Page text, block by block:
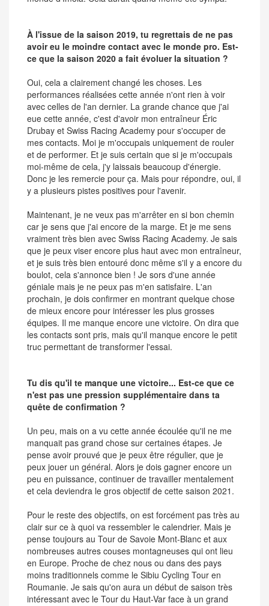
À l'issue de la saison 2019, tu regrettais de ne pas
avoir eu le moindre contact avec le monde pro. Est-
ce que la saison 2020 a fait évoluer la situation ?
Oui, cela a clairement changé les choses. Les
performances réalisées cette année n'ont rien à voir
avec celles de l'an dernier. La grande chance que j'ai
eue cette année, c'est d'avoir mon entraîneur Éric
Drubay et Swiss Racing Academy pour s'occuper de
mes contacts. Moi je m'occupais uniquement de rouler
et de performer. Et je suis certain que si je m'occupais
moi-même de cela, j'y laissais beaucoup d'énergie.
Donc je les remercie pour ça. Mais pour répondre, oui, il
y a plusieurs pistes positives pour l'avenir.
Maintenant, je ne veux pas m'arrêter en si bon chemin
car je sens que j'ai encore de la marge. Et je me sens
vraiment très bien avec Swiss Racing Academy. Je sais
que je peux viser encore plus haut avec mon entraîneur,
et je suis très bien entouré donc même s'il y a encore du
boulot, cela s'annonce bien ! Je sors d'une année
géniale mais je ne peux pas m'en satisfaire. L'an
prochain, je dois confirmer en montrant quelque chose
de mieux encore pour intéresser les plus grosses
équipes. Il me manque encore une victoire. On dira que
les contacts sont pris, mais qu'il manque encore le petit
truc permettant de transformer l'essai.
Tu dis qu'il te manque une victoire... Est-ce que ce
n'est pas une pression supplémentaire dans ta
quête de confirmation ?
Un peu, mais on a vu cette année écoulée qu'il ne me
manquait pas grand chose sur certaines étapes. Je
pense avoir prouvé que je peux être régulier, que je
peux jouer un général. Alors je dois gagner encore un
peu en puissance, continuer de travailler mentalement
et cela deviendra le gros objectif de cette saison 2021.
Pour le reste des objectifs, on est forcément pas très au
clair sur ce à quoi va ressembler le calendrier. Mais je
pense toujours au Tour de Savoie Mont-Blanc et aux
nombreuses autres couses montagneuses qui ont lieu
en Europe. Proche de chez nous ou dans des pays
moins traditionnels comme le Sibiu Cycling Tour en
Roumanie. Je sais qu'on aura un début de saison très
intéressant avec le Tour du Haut-Var face à un grand